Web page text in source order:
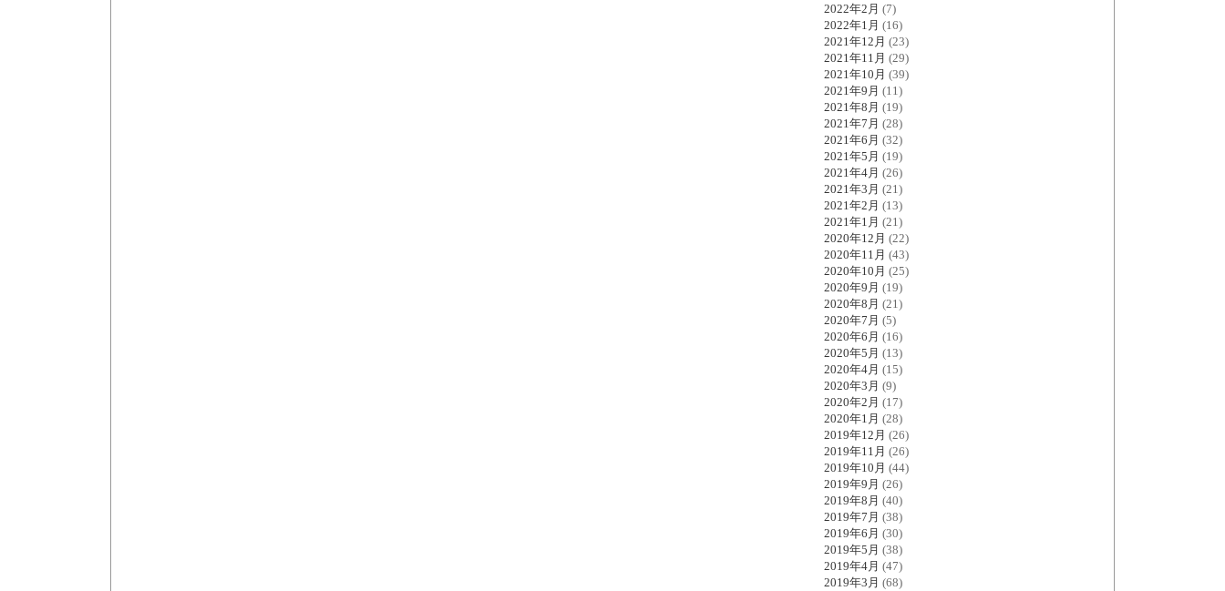
2022年2月 (7)
2022年1月 (16)
2021年12月 (23)
2021年11月 (29)
2021年10月 (39)
2021年9月 (11)
2021年8月 (19)
2021年7月 (28)
2021年6月 (32)
2021年5月 (19)
2021年4月 (26)
2021年3月 (21)
2021年2月 (13)
2021年1月 (21)
2020年12月 (22)
2020年11月 (43)
2020年10月 (25)
2020年9月 (19)
2020年8月 (21)
2020年7月 (5)
2020年6月 (16)
2020年5月 (13)
2020年4月 (15)
2020年3月 (9)
2020年2月 (17)
2020年1月 (28)
2019年12月 (26)
2019年11月 (26)
2019年10月 (44)
2019年9月 (26)
2019年8月 (40)
2019年7月 (38)
2019年6月 (30)
2019年5月 (38)
2019年4月 (47)
2019年3月 (68)